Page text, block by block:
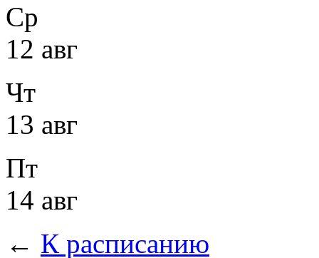
Ср
12 авг
Чт
13 авг
Пт
14 авг
← К расписанию